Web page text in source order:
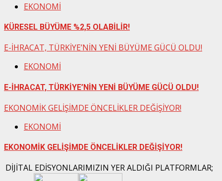
EKONOMİ
KÜRESEL BÜYÜME %2,5 OLABİLİR!
E-İHRACAT, TÜRKİYE’NİN YENİ BÜYÜME GÜCÜ OLDU!
EKONOMİ
E-İHRACAT, TÜRKİYE’NİN YENİ BÜYÜME GÜCÜ OLDU!
EKONOMİK GELİŞİMDE ÖNCELİKLER DEĞİŞİYOR!
EKONOMİ
EKONOMİK GELİŞİMDE ÖNCELİKLER DEĞİŞİYOR!
DİJİTAL EDİSYONLARIMIZIN YER ALDIĞI PLATFORMLAR;